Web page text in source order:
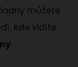
můžete
kde vidíte
.